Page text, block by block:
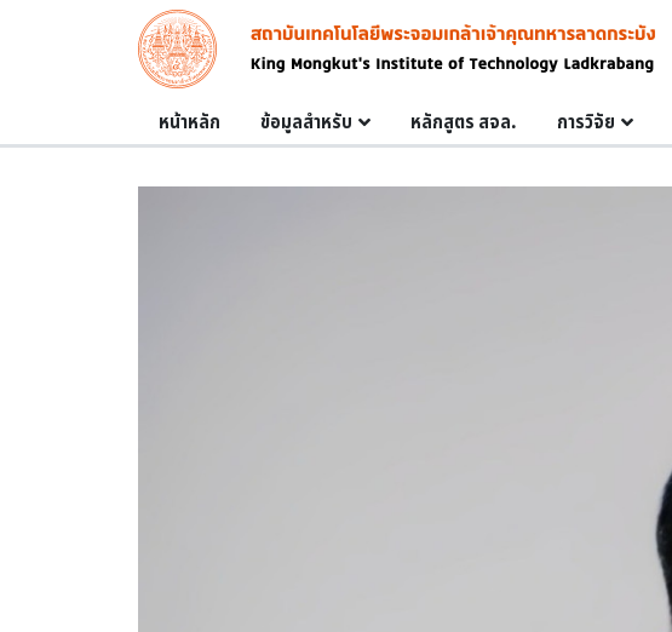
Skip to main content
Image
Main navigation
หน้าหลัก ข้อมูลสำหรับ หลักสูตร สจล. การวิจัย